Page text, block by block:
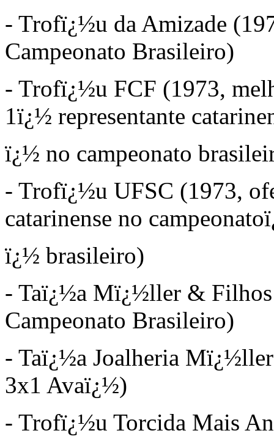
- Trofï¿½u da Amizade
Campeonato Brasileiro)
- Trofï¿½u FCF (1973,
1ï¿½ representante
ï¿½ no campeonato
- Trofï¿½u UFSC (1973,
catarinense no campeonato
ï¿½ brasileiro)
- Taï¿½a Mï¿½ller & Filhos
Campeonato Brasileiro)
- Taï¿½a Joalheria
3x1 Avaï¿½)
- Trofï¿½u Torcida Mais